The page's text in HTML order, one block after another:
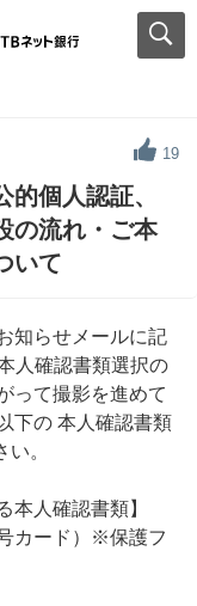
19
的個人認証、
の流れ・ご本
いて
知らせメールに記
人確認書類選択の
って撮影を進めて
下の 本人確認書類
。
本人確認書類】
カード）※保護フ